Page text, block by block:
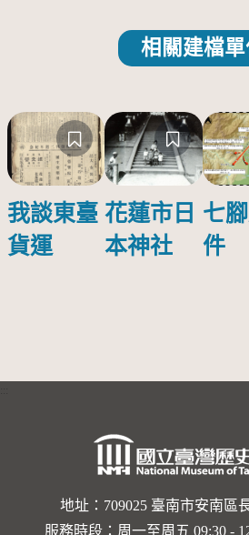
相關建檔
我談東臺
貨運
花蓮市日
本神社
七
件
地址：709025 臺南市安南區
服務時段：周一至周五 09:30 -